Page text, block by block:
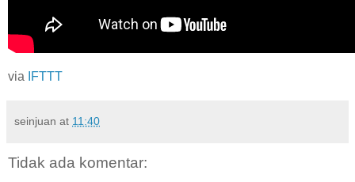
via IFTTT
seinjuan at 11:40
Tidak ada komentar: